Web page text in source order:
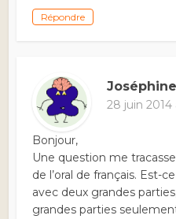
Répondre
Joséphine
28 juin 2014
Bonjour,
Une question me
de l’oral de français. Est-
avec deux grandes
grandes parties